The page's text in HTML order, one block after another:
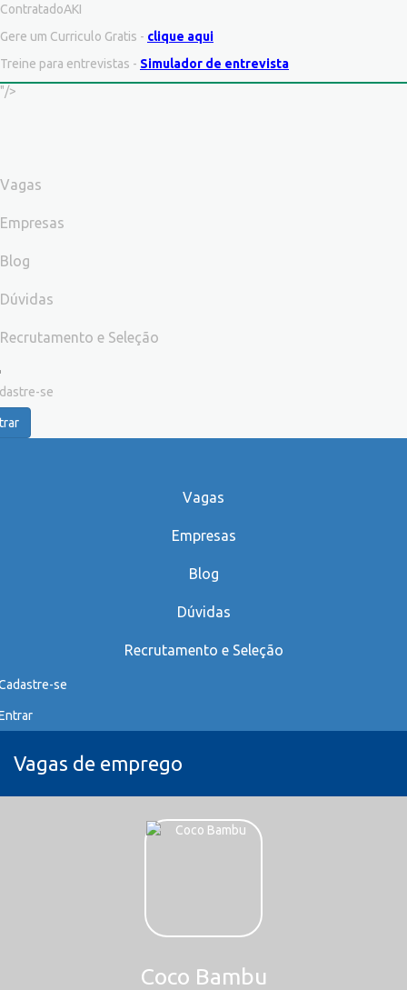
ContratadoAKI
Gere um Curriculo Gratis - clique aqui
Treine para entrevistas - Simulador de entrevista
"/>
Vagas
Empresas
Blog
Dúvidas
Recrutamento e Seleção
se
Vagas
Empresas
Blog
Dúvidas
Recrutamento e Seleção
se
Vagas de emprego
Coco Bambu